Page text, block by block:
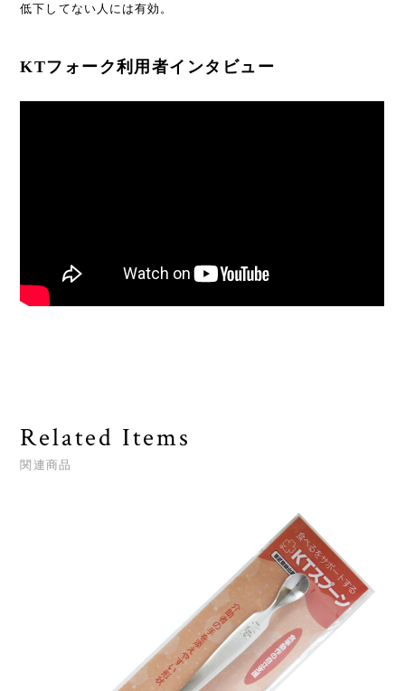
低下してない人には有効。
KTフォーク利用者インタビュー
Related Items
関連商品